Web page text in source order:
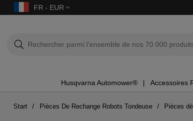
FR - EUR
Husqvarna Automower® Accessoires
Start Pièces De Rechange Robots Tondeuse Pièces